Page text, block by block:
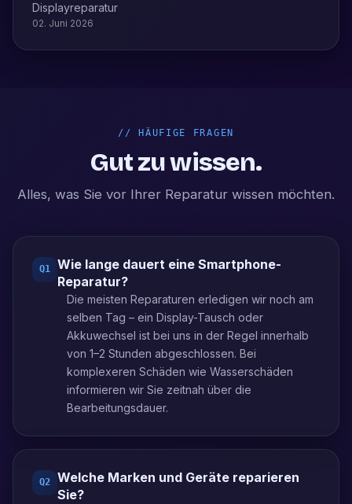
Displayreparatur
02. Juni 2026
// HÄUFIGE FRAGEN
Gut zu wissen.
Alles, was Sie vor Ihrer Reparatur wissen möchten.
Q1
Wie lange dauert eine Smartphone-
Reparatur?
Die meisten Reparaturen erledigen wir noch am
selben Tag – ein Display-Tausch oder
Akkuwechsel ist bei uns in der Regel innerhalb
von 1–2 Stunden abgeschlossen. Bei
komplexeren Schäden wie Wasserschäden
informieren wir Sie zeitnah über die
Bearbeitungsdauer.
Q2
Welche Marken und Geräte reparieren
Sie?